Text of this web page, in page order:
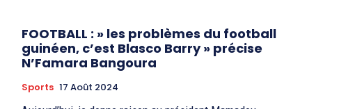
FOOTBALL : » les problèmes du football
guinéen, c’est Blasco Barry » précise
N’Famara Bangoura
Sports 17 Août 2024